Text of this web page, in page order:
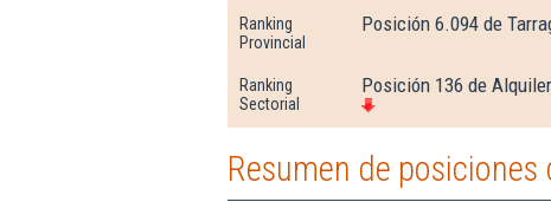
Ranking
Provincial
Posición 6.094 de
Ranking
Sectorial
Posición 136 de
Resumen de